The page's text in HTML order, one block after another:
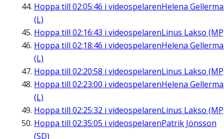
Hoppa till 02:05:46 i videospelarenHelena
(L)
Hoppa till 02:16:43 i videospelarenLinus Lakso
Hoppa till 02:18:46 i videospelarenHelena
(L)
Hoppa till 02:20:58 i videospelarenLinus Lakso
Hoppa till 02:23:00 i videospelarenHelena
(L)
Hoppa till 02:25:32 i videospelarenLinus Lakso
Hoppa till 02:35:05 i videospelarenPatrik Jönsson
(SD)